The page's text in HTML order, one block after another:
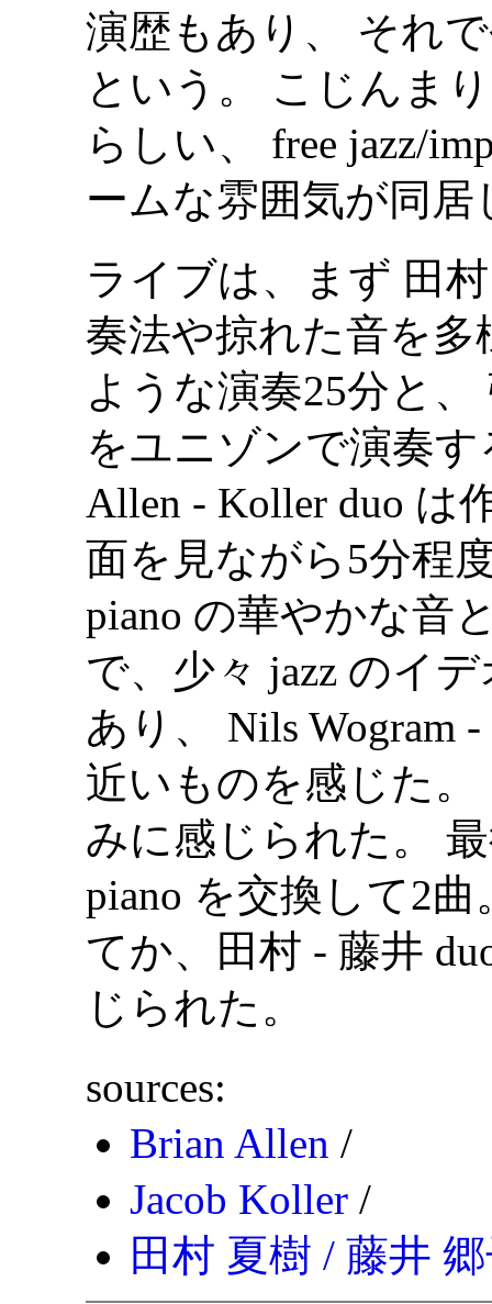
演歴もあり、 それ
という。 こじんま
らしい、 free jazz/
ームな雰囲気が同
ライブは、まず 田
奏法や掠れた音を
ような演奏25分と
をユニゾンで演奏
Allen - Koller duo は
面を見ながら5分程
piano の華やかな音
で、少々 jazz のイ
あり、 Nils Wogram
近いものを感じた
みに感じられた。
piano を交換して2
てか、田村 - 藤井
じられた。
sources:
Brian Allen /
Jacob Koller /
田村 夏樹 / 藤井